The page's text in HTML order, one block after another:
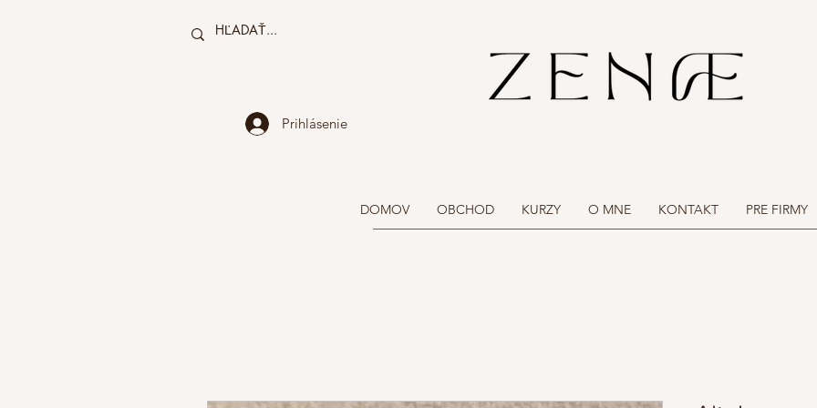
Prihlásenie
DOMOV OBCHOD KURZY O MNE KONTAKT PRE FIRMY